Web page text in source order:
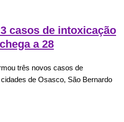
casos de intoxicação
a 28
três novos casos de
de Osasco, São Bernardo